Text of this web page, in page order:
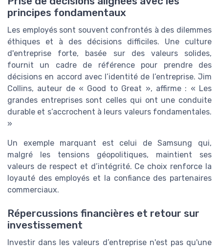
principes fondamentaux
Les employés sont souvent confrontés à des dilemmes
éthiques et à des décisions difficiles. Une culture
d'entreprise forte, basée sur des valeurs solides,
fournit un cadre de référence pour prendre des
décisions en accord avec l’identité de l’entreprise. Jim
Collins, auteur de « Good to Great », affirme : « Les
grandes entreprises sont celles qui ont une conduite
durable et s’accrochent à leurs valeurs fondamentales.
»
Un exemple marquant est celui de Samsung qui,
malgré les tensions géopolitiques, maintient ses
valeurs de respect et d’intégrité. Ce choix renforce la
loyauté des employés et la confiance des partenaires
commerciaux.
Répercussions financières et retour sur
investissement
Investir dans les valeurs d’entreprise n'est pas qu'une